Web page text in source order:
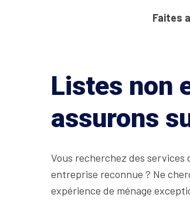
Faites
Listes non
assurons
Vous recherchez des services
entreprise reconnue ? Ne
expérience de ménage